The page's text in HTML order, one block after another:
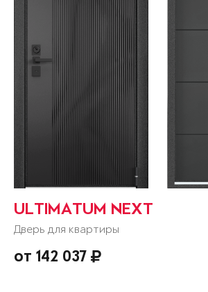
ULTIMATUM NEXT
Дверь для квартиры
от 142 037